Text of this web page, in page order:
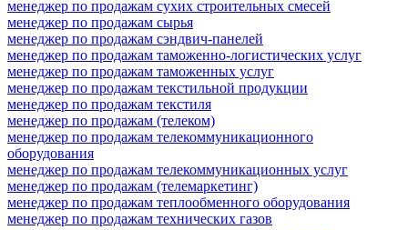
менеджер по продажам сухих строительных смесей
менеджер по продажам сырья
менеджер по продажам сэндвич-панелей
менеджер по продажам таможенно-логистических услуг
менеджер по продажам таможенных услуг
менеджер по продажам текстильной продукции
менеджер по продажам текстиля
менеджер по продажам (телеком)
менеджер по продажам телекоммуникационного
оборудования
менеджер по продажам телекоммуникационных услуг
менеджер по продажам (телемаркетинг)
менеджер по продажам теплообменного оборудования
менеджер по продажам технических газов